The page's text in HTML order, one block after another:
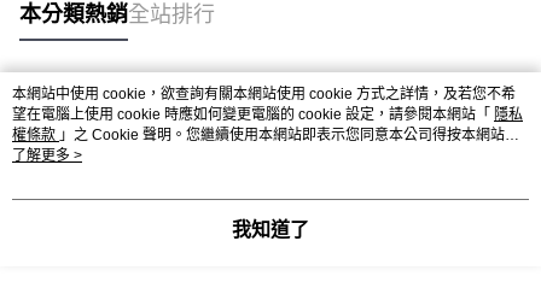
本分類熱銷全站排行
熱門標籤
本網站中使用 cookie，欲查詢有關本網站使用 cookie 方式之詳情，及若您不希
望在電腦上使用 cookie 時應如何變更電腦的 cookie 設定，請參閱本網站「 隱私
權條款 」之 Cookie 聲明。您繼續使用本網站即表示您同意本公司得按本網站使
用條款之 Cookie 聲明使用 cookie。
了解更多 >
我知道了